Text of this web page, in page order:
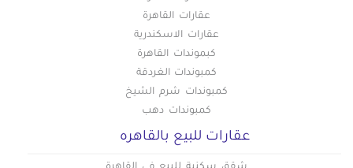
عقارات القاهرة
عقارات الاسكندرية
كبموندات القاهرة
كمبوندات الغردقة
كمبوندات شرم الشيخ
كمبوندات دهب
عقارات للبيع بالقاهره